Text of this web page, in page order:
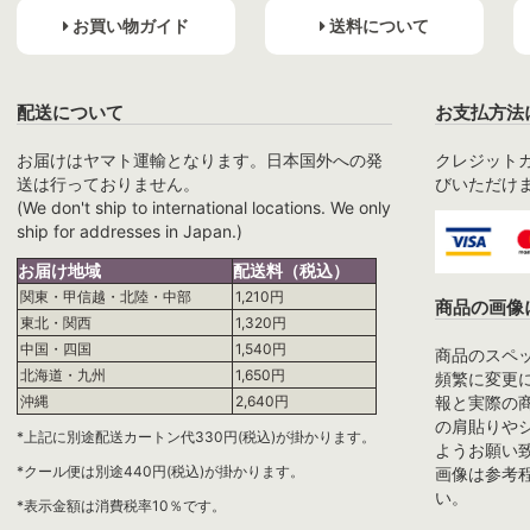
お買い物ガイド 送料について
配送について
お届けはヤマト運輸となります。日本国外への発
送は行っておりません。
(We don't ship to international locations. We only
ship for addresses in Japan.)
お届け地域
配送料（税込）
関東・甲信越・北陸・中部
1,210円
東北・関西
1,320円
中国・四国
1,540円
北海道・九州
1,650円
沖縄
2,640円
*上記に別途配送カートン代330円(税込)が掛かります。
*クール便は別途440円(税込)が掛かります。
*表示金額は消費税率10％です。
お支払方法
クレジット
びいただけ
商品の画像
商品のスペ
頻繁に変更
報と実際の
の肩貼りや
ようお願い
画像は参考
い。